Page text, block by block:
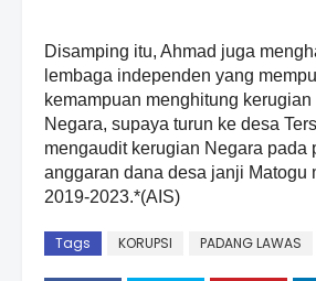
Disamping itu, Ahmad juga
lembaga independen yang
kemampuan menghitung
Negara, supaya turun ke desa
mengaudit kerugian Negara pada
anggaran dana desa janji Matogu
2019-2023.*(AIS)
Tags KORUPSI PADANG LAWAS